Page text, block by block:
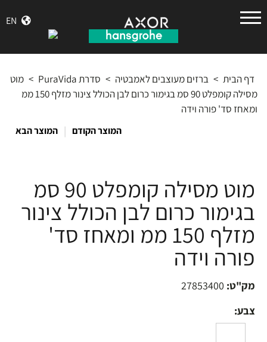
EN
גרואה
דף הבית > ברזים מעוצבים לאמבטיה > סדרת PuraVida > מוט
מסילה קומפלט 90 סמ בגימור כרום לבן הכולל צינור מזלף 150 ממ
ומאחז סד' פורה וידה
המוצר הקודם | המוצר הבא
מוט מסילה קומפלט 90 סמ
בגימור כרום לבן הכולל צינור
מזלף 150 ממ ומאחז סד'
פורה וידה
מק"ט: 27853400
צבע: